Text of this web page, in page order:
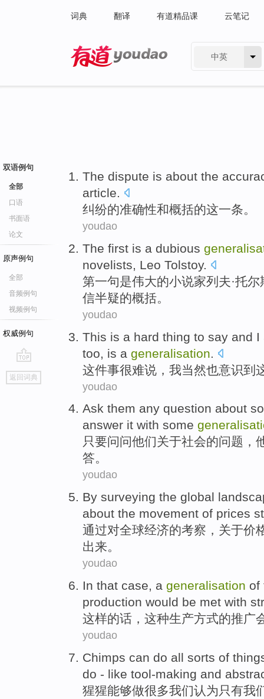
词典 翻译 有道精品课 云笔记
中英
双语例句
全部
口语
书面语
论文
原声例句
全部
音频例句
视频例句
权威例句
go
top
返回词典
The dispute is about the
article.
纠纷的准确性和概括的这一条。
youdao
The first is a dubious
novelists, Leo Tolstoy.
第一句是伟大的小说家列夫·托尔
信半疑的概括。
youdao
This is a hard thing to say and I
too
is a generalisation
这件事很难说 ， 我当然也意识到
youdao
Ask them any question about
answer it with some
只要问问他们关于社会的问题 ，
答。
youdao
By surveying the global
about the movement of prices
通过对全球经济的考察， 关于价
出来。
youdao
In that case, a generalisation of
production would be met with
这样的话，这种生产方式的推广
youdao
Chimps can do all sorts of
do - like tool-making and
猩猩能够做很多我们认为 只有我